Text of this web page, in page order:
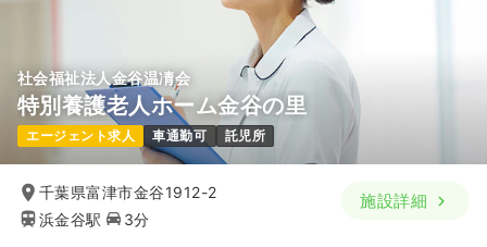
社会福祉法人金谷温凊会
特別養護老人ホーム金谷の里
エージェント求人 車通勤可 託児所
千葉県富津市金谷1912-2
浜金谷駅
3分
施設詳細